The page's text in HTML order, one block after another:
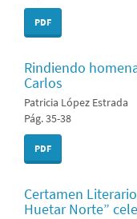
PDF
Rindiendo
Carlos
Patricia López Estrada
Pág. 35-38
PDF
Certamen
Huetar Norte”